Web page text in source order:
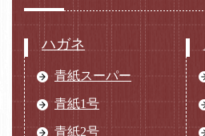
ハガネ
青紙スーパー
青紙1号
青紙2号